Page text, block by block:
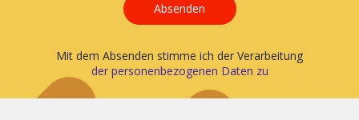
Absenden
Mit dem Absenden stimme ich der Verarbeitung
der personenbezogenen Daten zu